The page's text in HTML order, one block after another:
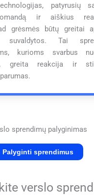
patyrusių
ir aiškius
grėsmės būtų greitai
Tai
kurioms svarbus
greita reakcija ir
sprendimų palyginimas
Palyginti sprendimus
verslo